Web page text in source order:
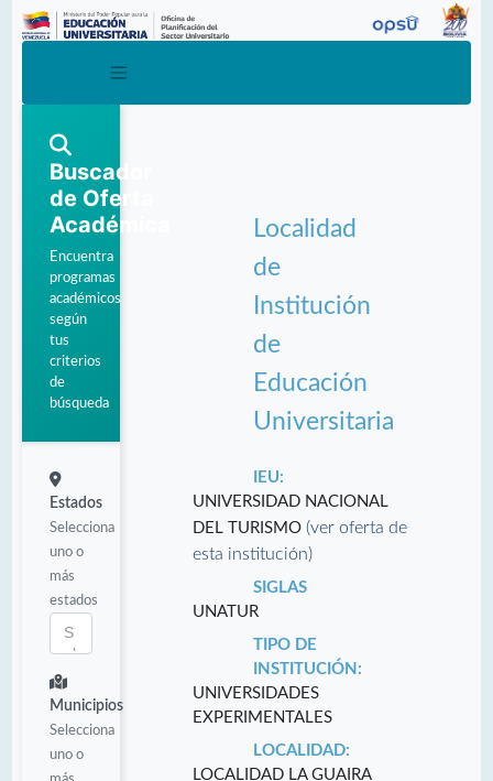
Buscador
de Oferta
Académica
Encuentra
programas
académicos
según
tus
criterios
de
búsqueda
Estados
Selecciona
uno o
más
estados
Municipios
Selecciona
uno o
Localidad
de
Institución
de
Educación
Universitaria
IEU:
UNIVERSIDAD NACIONAL
DEL TURISMO (ver oferta de
esta institución)
SIGLAS
UNATUR
TIPO DE
INSTITUCIÓN:
UNIVERSIDADES
EXPERIMENTALES
LOCALIDAD:
LOCALIDAD LA GUAIRA